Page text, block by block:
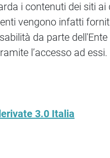
i contenuti dei siti
vengono infatti
da parte
l’accesso ad essi.
3.0 Italia